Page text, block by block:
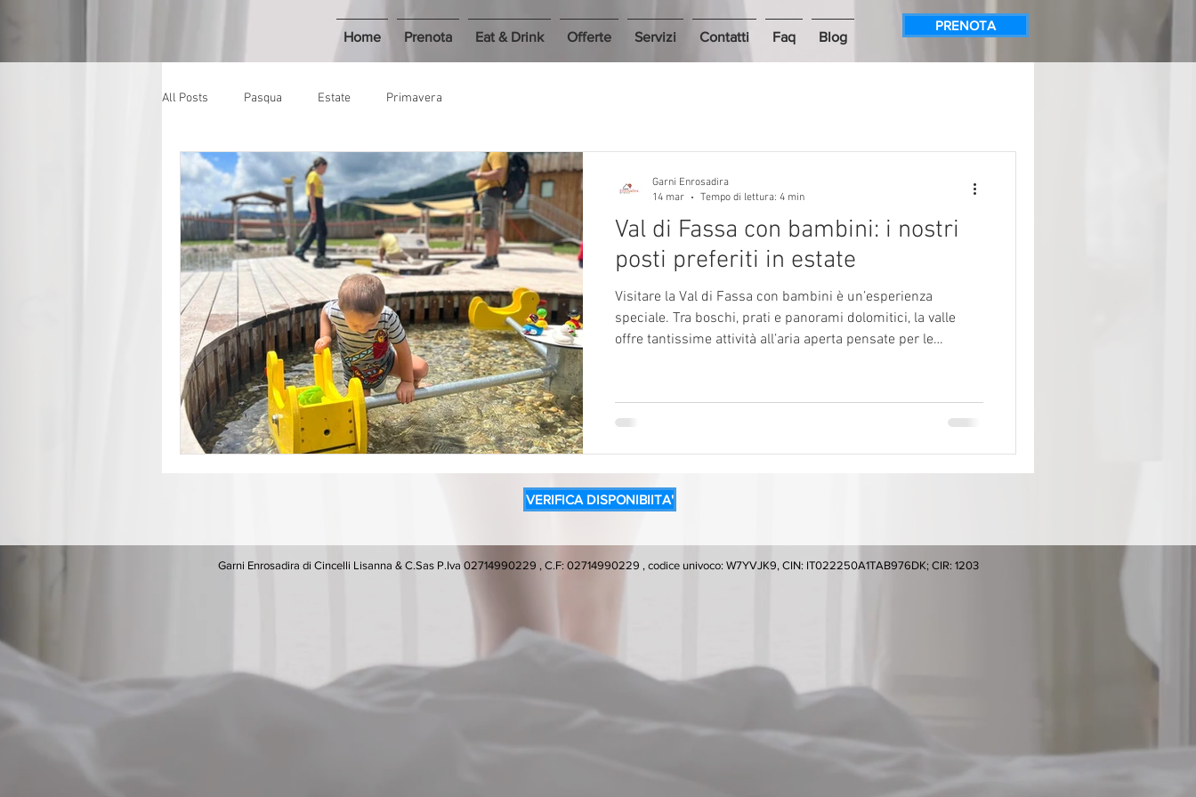
Home Prenota Eat & Drink Offerte Servizi Contatti Faq Blog
PRENOTA
All Posts Pasqua Estate Primavera
Val di Fassa con bambini: i nostri
posti preferiti in estate
Visitare la Val di Fassa con bambini è un’esperienza
speciale. Tra boschi, prati e panorami dolomitici, la valle
offre tantissime attività all’aria aperta pensate per le
davvero durante l’estate con nostro figlio . Sono luoghi
semplici, immersi nella natura e perfetti per trascorrere una
Garni Enrosadira
14 mar
Tempo di lettura: 4 min
VERIFICA DISPONIBIITA'
Garni Enrosadira di Cincelli Lisanna & C.Sas P.Iva 02714990229 , C.F: 02714990229 , codice univoco: W7YVJK9, CIN: IT022250A1TAB976DK; CIR: 1203
Le tue preferenze relative alla privacy